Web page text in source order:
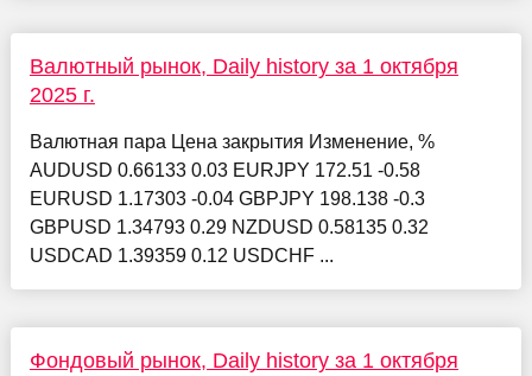
Валютный рынок, Daily history за 1 октября
2025 г.
Валютная пара Цена закрытия Изменение, %
AUDUSD 0.66133 0.03 EURJPY 172.51 -0.58
EURUSD 1.17303 -0.04 GBPJPY 198.138 -0.3
GBPUSD 1.34793 0.29 NZDUSD 0.58135 0.32
USDCAD 1.39359 0.12 USDCHF ...
Фондовый рынок, Daily history за 1 октября